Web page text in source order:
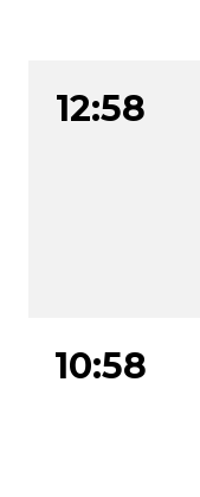
12:58
10:58